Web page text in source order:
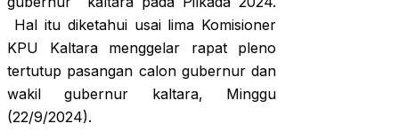
Hal itu diketahui usai lima Komisioner
KPU Kaltara menggelar rapat pleno
tertutup pasangan calon gubernur dan
wakil gubernur kaltara, Minggu
(22/9/2024).